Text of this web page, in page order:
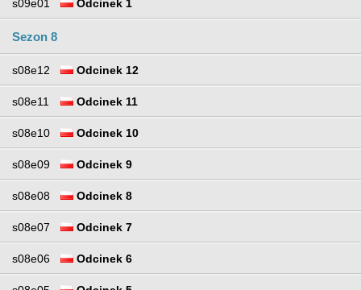
s09e01 Odcinek 1
Sezon 8
s08e12 Odcinek 12
s08e11 Odcinek 11
s08e10 Odcinek 10
s08e09 Odcinek 9
s08e08 Odcinek 8
s08e07 Odcinek 7
s08e06 Odcinek 6